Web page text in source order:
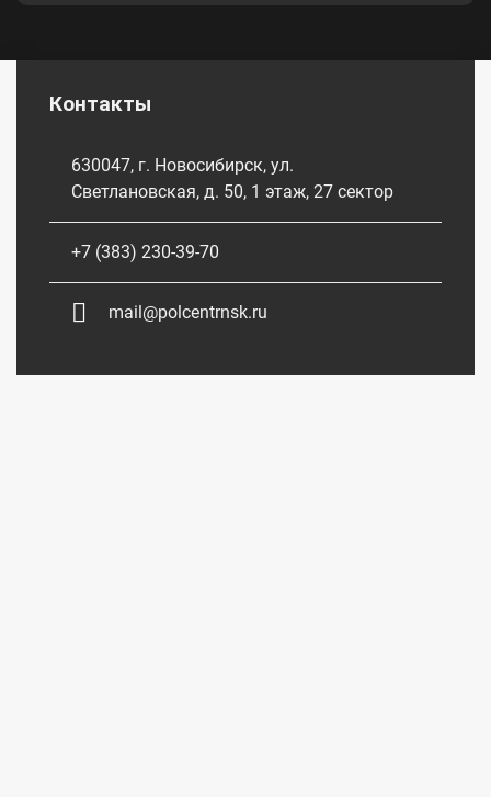
Контакты
630047, г. Новосибирск, ул.
Светлановская, д. 50, 1 этаж, 27 сектор
+7 (383) 230-39-70
mail@polcentrnsk.ru